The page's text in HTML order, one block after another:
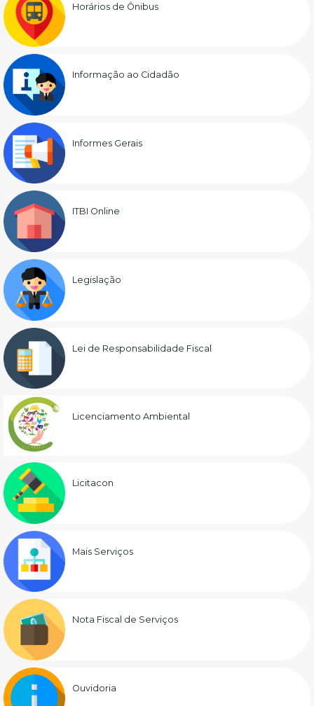
Horários de Ônibus
Informação ao Cidadão
Informes Gerais
ITBI Online
Legislação
Lei de Responsabilidade Fiscal
Licenciamento Ambiental
Licitacon
Mais Serviços
Nota Fiscal de Serviços
Ouvidoria